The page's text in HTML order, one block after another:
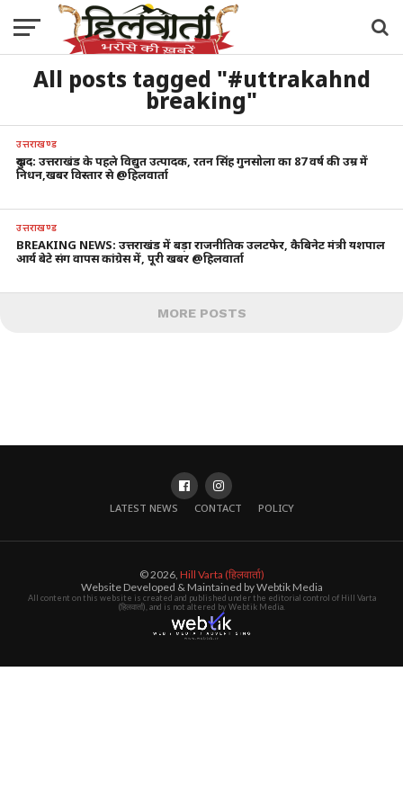
All posts tagged "#uttrakahnd
breaking"
उत्तराखण्ड
दुखद: उत्तराखंड के पहले विद्युत उत्पादक, रतन सिंह गुनसोला का 87 वर्ष की उम्र में
निधन,खबर विस्तार से @हिलवार्ता
उत्तराखण्ड
BREAKING NEWS: उत्तराखंड में बड़ा राजनीतिक उलटफेर, कैबिनेट मंत्री यशपाल
आर्य बेटे संग वापस कांग्रेस में, पूरी खबर @हिलवार्ता
MORE POSTS
LATEST NEWS CONTACT POLICY
© 2026, Hill Varta (हिलवार्ता)
Website Developed & Maintained by Webtik Media
All content on this website is created and published under the editorial control of Hill Varta
(हिलवार्ता), and is not altered by Webtik Media.